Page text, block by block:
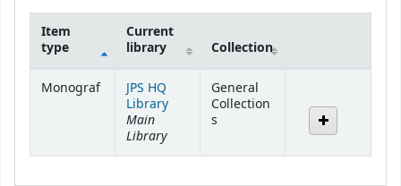
Item
type
Current
library
Collection
Monograf
JPS HQ
Library
Main
Library
General
Collection
s